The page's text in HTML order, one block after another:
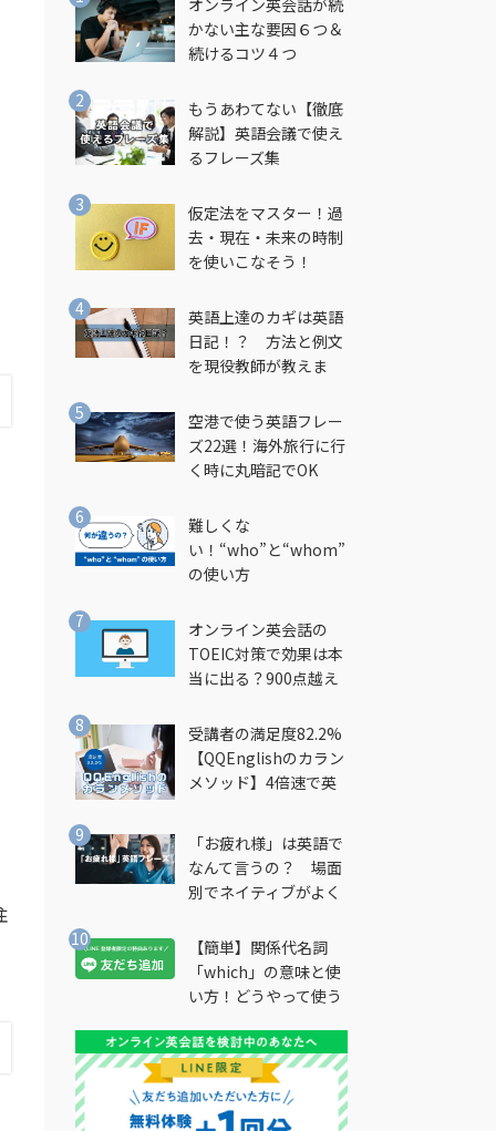
オンライン英会話が続
かない主な要因６つ＆
続けるコツ４つ
もうあわてない【徹底
解説】英語会議で使え
るフレーズ集
仮定法をマスター！過
去・現在・未来の時制
を使いこなそう！
英語上達のカギは英語
日記！？ 方法と例文
を現役教師が教えま
空港で使う英語フレー
ズ22選！海外旅行に行
く時に丸暗記でOK
難しくな
い！“who”と“whom”
の使い方
オンライン英会話の
TOEIC対策で効果は本
当に出る？900点越え
受講者の満足度82.2%
【QQEnglishのカラン
メソッド】4倍速で英
法とは？
「お疲れ様」は英語で
なんて言うの？ 場面
別でネイティブがよく
説
【簡単】関係代名詞
「which」の意味と使
い方！どうやって使う